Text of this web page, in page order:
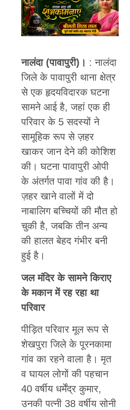
नालंदा (पावापुरी)। : नालंदा
जिले के पावापुरी थाना क्षेत्र
से एक हृदयविदारक घटना
सामने आई है, जहां एक ही
परिवार के 5 सदस्यों ने
सामूहिक रूप से ज़हर
खाकर जान देने की कोशिश
की। घटना पावापुरी ओपी
के अंतर्गत पावा गांव की है।
ज़हर खाने वालों में दो
नाबालिग बच्चियों की मौत हो
चुकी है, जबकि तीन अन्य
की हालत बेहद गंभीर बनी
हुई है।
जल मंदिर के सामने किराए
के मकान में रह रहा था
परिवार
पीड़ित परिवार मूल रूप से
शेखपुरा जिले के पूरनकामा
गांव का रहने वाला है। मृत
व घायल लोगों की पहचान
40 वर्षीय धर्मेंद्र कुमार,
उनकी पत्नी 38 वर्षीय सोनी